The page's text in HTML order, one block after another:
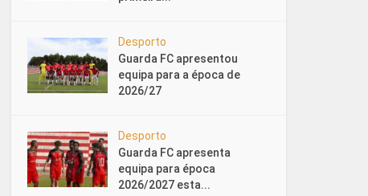
Desporto
Guarda FC apresentou
equipa para a época de
2026/27
Desporto
Guarda FC apresenta
equipa para época
2026/2027 esta...